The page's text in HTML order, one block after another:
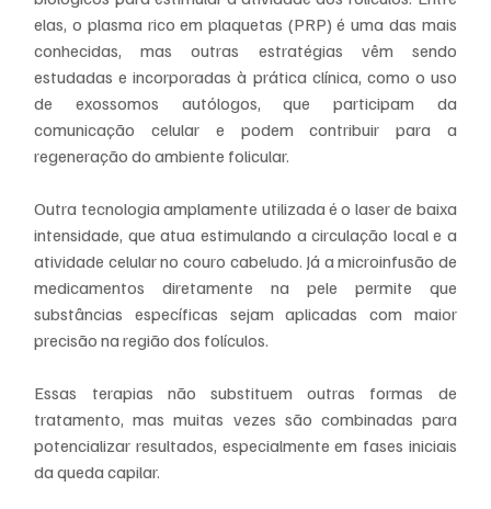
elas, o plasma rico em plaquetas (PRP) é uma das mais
conhecidas, mas outras estratégias vêm sendo
estudadas e incorporadas à prática clínica, como o uso
de exossomos autólogos, que participam da
comunicação celular e podem contribuir para a
regeneração do ambiente folicular.
Outra tecnologia amplamente utilizada é o laser de baixa
intensidade, que atua estimulando a circulação local e a
atividade celular no couro cabeludo. Já a microinfusão de
medicamentos diretamente na pele permite que
substâncias específicas sejam aplicadas com maior
precisão na região dos folículos.
Essas terapias não substituem outras formas de
tratamento, mas muitas vezes são combinadas para
potencializar resultados, especialmente em fases iniciais
da queda capilar.